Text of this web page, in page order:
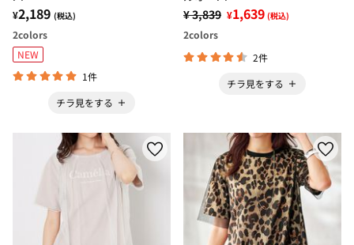
¥2,189 (税込)
2colors
NEW
1件
チラ見をする
¥ 3,839 ¥1,639 (税込)
2colors
2件
チラ見をする